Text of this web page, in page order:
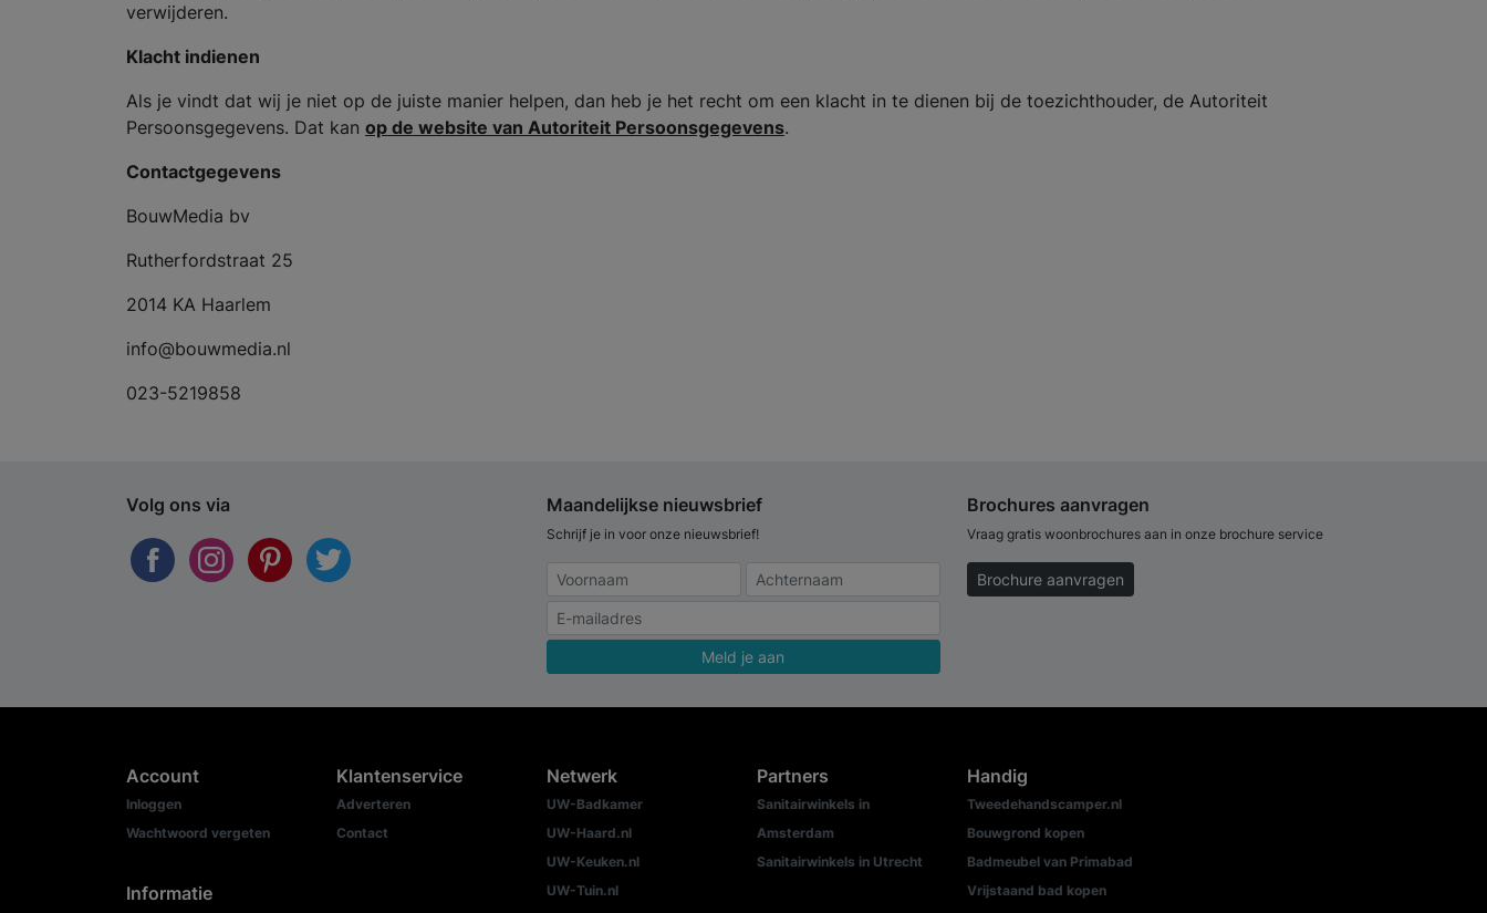
verwijderen.
Klacht indienen
Als je vindt dat wij je niet op de juiste manier helpen, dan heb je het recht om een klacht in te dienen bij de toezichthouder, de Autoriteit
Persoonsgegevens. Dat kan op de website van Autoriteit Persoonsgegevens.
Contactgegevens
BouwMedia bv
Rutherfordstraat 25
2014 KA Haarlem
info@bouwmedia.nl
023-5219858
Volg ons via Maandelijkse nieuwsbrief
Schrijf je in voor onze nieuwsbrief!
Meld je aan
Brochures aanvragen
Vraag gratis woonbrochures aan in onze brochure service
Brochure aanvragen
Account
Inloggen
Wachtwoord vergeten
Informatie
Klantenservice
Adverteren
Contact
Netwerk
UW-Badkamer
UW-Haard.nl
UW-Keuken.nl
UW-Tuin.nl
Partners
Sanitairwinkels in
Amsterdam
Sanitairwinkels in Utrecht
Handig
Tweedehandscamper.nl
Bouwgrond kopen
Badmeubel van Primabad
Vrijstaand bad kopen